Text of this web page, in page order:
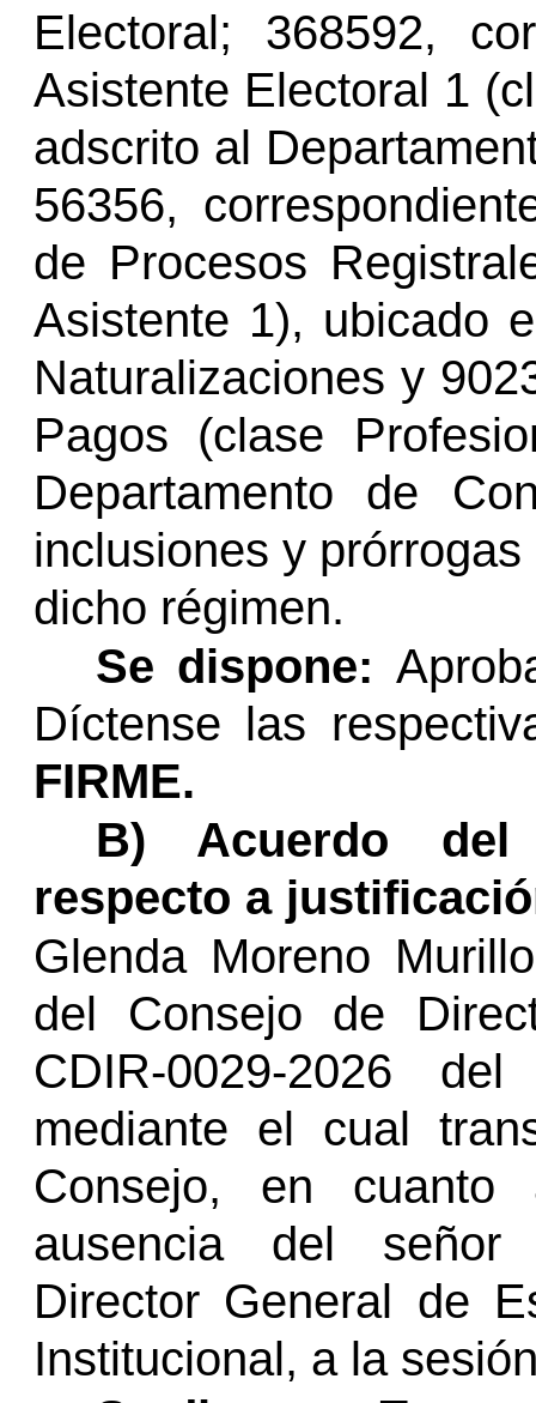
Electoral; 368592,
Asistente Electoral 1
adscrito al
56356,
de Procesos
Asistente 1), ubicado
Naturalizaciones y
Pagos (clase
Departamento de
inclusiones y
dicho régimen.
Se dispone:
Díctense las
FIRME.
B) Acuerdo
respecto a
Glenda Moreno
del Consejo de
CDIR-0029-2026
mediante el cual
Consejo, en
ausencia del señor
Director General de
Institucional, a la